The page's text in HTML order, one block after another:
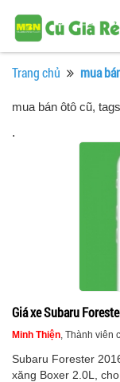
Trang chủ mua
mua bán ôtô cũ,
.
Giá xe Subaru
Minh Thiện, Thành viên
Subaru Forester
xăng Boxer 2.0L,